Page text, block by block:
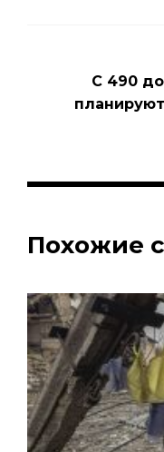
С 490 до
Похожие